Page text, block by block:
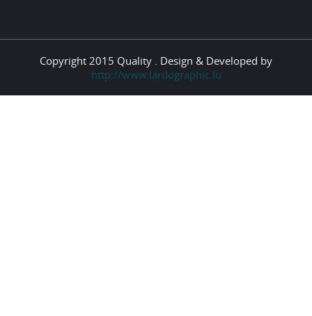
Copyright 2015 Quality . Design & Developed by
http://www.lardographic.lu